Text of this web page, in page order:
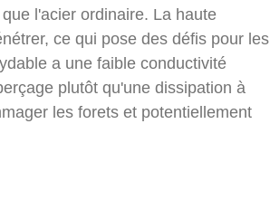
l'acier ordinaire. La haute
ce qui pose des défis pour les
a une faible conductivité
plutôt qu'une dissipation à
les forets et potentiellement